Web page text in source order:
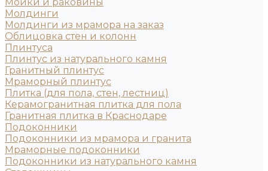
Молдинги
Молдинги из мрамора на заказ
Облицовка стен и колонн
Плинтуса
Плинтус из натурального камня
Гранитный плинтус
Мраморный плинтус
Плитка (для пола, стен, лестниц)
Керамогранитная плитка для пола
Гранитная плитка в Краснодаре
Подоконники
Подоконники из мрамора и гранита
Мраморные подоконники
Подоконники из натурального камня